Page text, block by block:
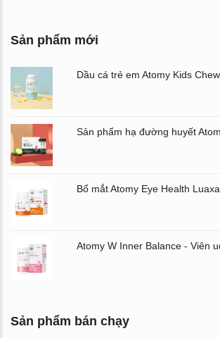
Sản phẩm mới
Dầu cá trẻ em Atomy Kids
Bổ mắt Atomy Eye Health
Sản phẩm bán chạy